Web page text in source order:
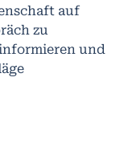
auf
zu
und